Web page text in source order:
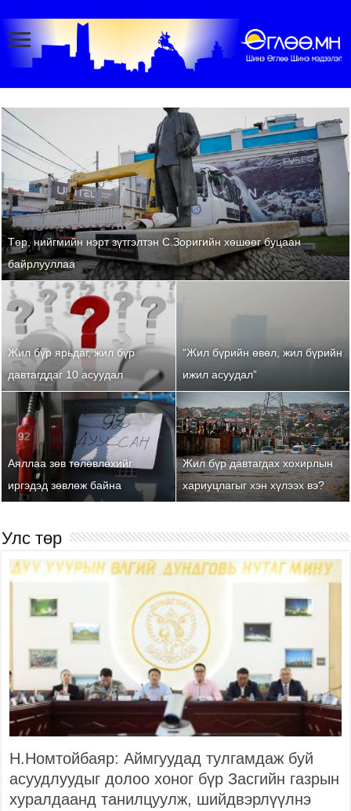
Төр, нийгмийн нэрт зүтгэлтэн С.Зоригийн хөшөөг буцаан
байрлууллаа
Жил бүр ярьдаг, жил бүр
давтагддаг 10 асуудал
“Жил бүрийн өвөл, жил бүрийн
ижил асуудал”
Аяллаа зөв төлөвлөхийг
иргэдэд зөвлөж байна
Жил бүр давтагдах хохирлын
хариуцлагыг хэн хүлээх вэ?
Улс төр
Н.Номтойбаяр: Аймгуудад тулгамдаж буй
асуудлуудыг долоо хоног бүр Засгийн газрын
хуралдаанд танилцуулж, шийдвэрлүүлнэ